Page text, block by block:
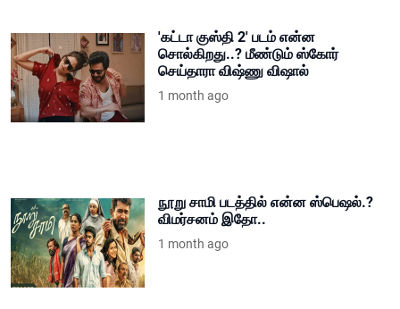
'கட்டா குஸ்தி 2' படம் என்ன
சொல்கிறது..? மீண்டும் ஸ்கோர்
செய்தாரா விஷ்ணு விஷால்
1 month ago
நூறு சாமி படத்தில் என்ன ஸ்பெஷல்.?
விமர்சனம் இதோ..
1 month ago